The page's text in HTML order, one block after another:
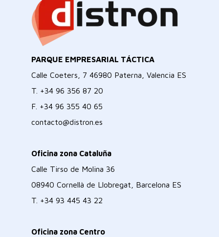
PARQUE EMPRESARIAL TÁCTICA
Calle Coeters, 7 46980 Paterna, Valencia ES
T. +34 96 356 87 20
F. +34 96 355 40 65
contacto@distron.es
Oficina zona Cataluña
Calle Tirso de Molina 36
08940 Cornellà de Llobregat, Barcelona ES
T. +34 93 445 43 22
Oficina zona Centro